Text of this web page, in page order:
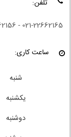
تلفن:
021-22662165 - 021-22662156 - 02126203257
ساعت کاری:
شنبه
یکشنبه
دوشنبه